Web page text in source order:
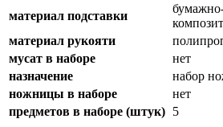
материал подставки
материал рукояти
мусат в наборе
нет
назначение
набор
ножницы в наборе
нет
предметов в наборе (штук) 5